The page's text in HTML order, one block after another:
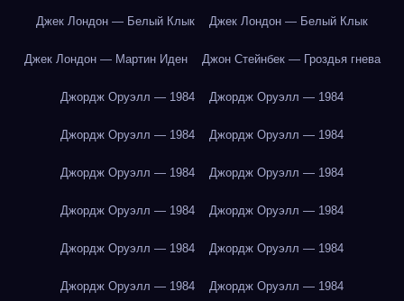
Джек Лондон — Белый Клык Джек Лондон — Белый Клык
Джек Лондон — Мартин Иден Джон Стейнбек — Гроздья гнева
Джордж Оруэлл — 1984 Джордж Оруэлл — 1984
Джордж Оруэлл — 1984 Джордж Оруэлл — 1984
Джордж Оруэлл — 1984 Джордж Оруэлл — 1984
Джордж Оруэлл — 1984 Джордж Оруэлл — 1984
Джордж Оруэлл — 1984 Джордж Оруэлл — 1984
Джордж Оруэлл — 1984 Джордж Оруэлл — 1984